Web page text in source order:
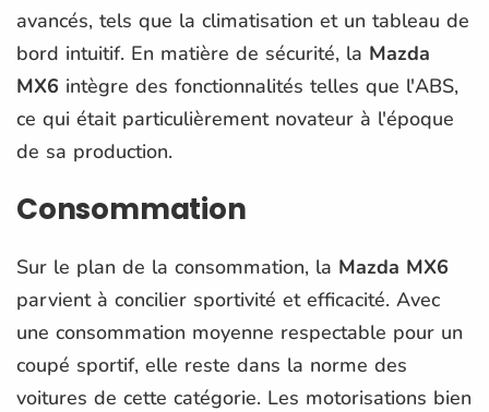
avancés, tels que la climatisation et un tableau de
bord intuitif. En matière de sécurité, la Mazda
MX6 intègre des fonctionnalités telles que l'ABS,
ce qui était particulièrement novateur à l'époque
de sa production.
Consommation
Sur le plan de la consommation, la Mazda MX6
parvient à concilier sportivité et efficacité. Avec
une consommation moyenne respectable pour un
coupé sportif, elle reste dans la norme des
voitures de cette catégorie. Les motorisations bien